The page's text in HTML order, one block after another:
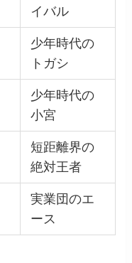
イバル
少年時代の
トガシ
少年時代の
小宮
短距離界の
絶対王者
実業団のエ
ース